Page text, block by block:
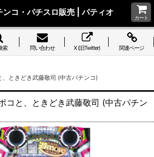
ンコ・パチスロ販売 | パティオ
カート
索 問い合わせ X (旧Twitter) 関連ページ
ときどき武藤敬司 (中古パチンコ)
コと、ときどき武藤敬司 (中古パチン